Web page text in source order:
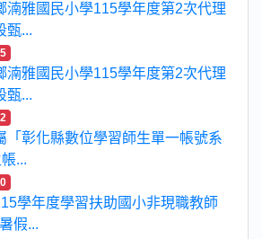
湳雅國民小學115學年度第2次代理
甄...
湳雅國民小學115學年度第2次代理
甄...
「彰化縣數位學習師生單一帳號系
...
學年度學習扶助國小非現職教師
假...